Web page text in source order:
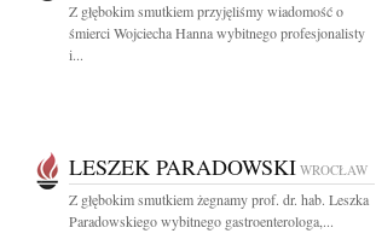
Z głębokim smutkiem przyjęliśmy wiadomość o
śmierci Wojciecha Hanna wybitnego profesjonalisty
i...
LESZEK PARADOWSKI WROCŁAW
Z głębokim smutkiem żegnamy prof. dr. hab. Leszka
Paradowskiego wybitnego gastroenterologa,...